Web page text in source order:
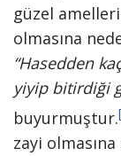
güzel
olmasına
“Hasedden
yiyip bitirdiği
buyurmuştur.
zayi